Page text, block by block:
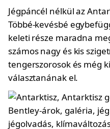
Jégpáncél nélkül az
Többé-kevésbé
keleti része maradna
számos nagy és kis
tengerszorosok és még
választanának el.